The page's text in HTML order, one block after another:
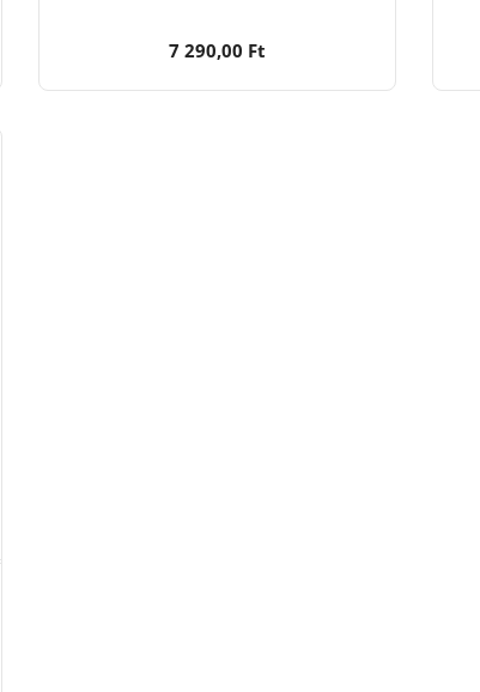
7 290,00 Ft